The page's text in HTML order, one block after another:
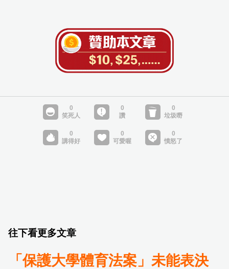
往下看更多文章
「保護大學體育法案」未能表決